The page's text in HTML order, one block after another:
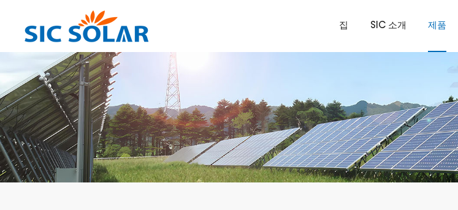
집 SIC 소개 제품